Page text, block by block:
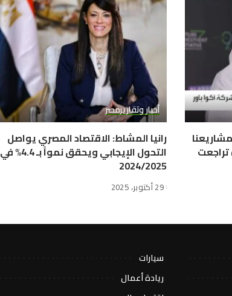
مشاريعنا
تراجعت
أخبار وتقاريرمصر
رانيا المشاط: الاقتصاد المصري يواصل
التحول الإيجابي ويحقق نمواً بـ 4.4% في
2024/2025
29 أكتوبر، 2025
سيارات
ريادة أعمال